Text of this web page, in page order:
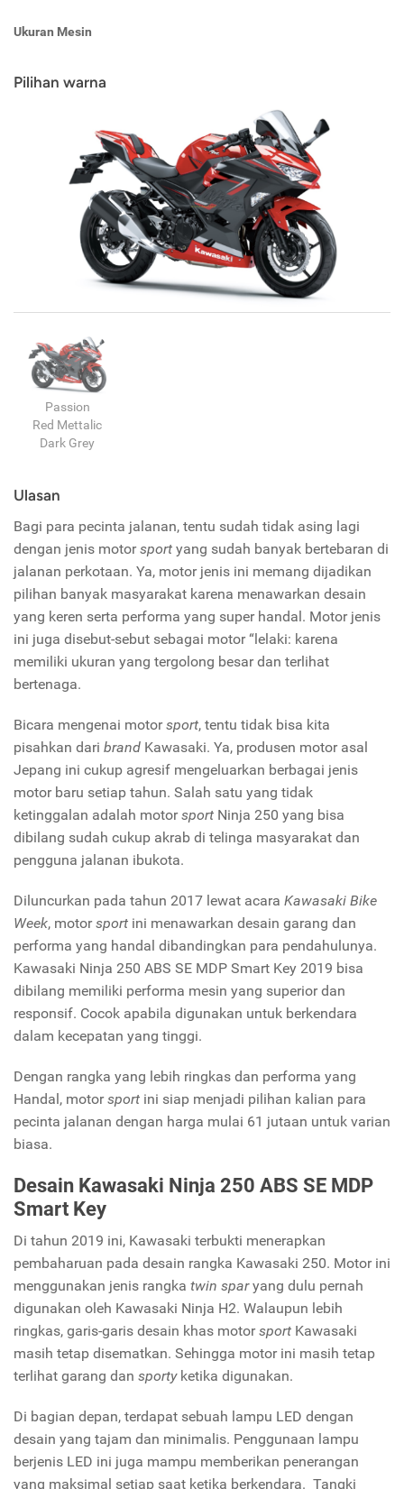
Ukuran Mesin
Pilihan warna
Passion
Red Mettalic
Dark Grey
Ulasan
Bagi para pecinta jalanan, tentu sudah tidak asing lagi
dengan jenis motorsport yang sudah banyak bertebaran di
jalanan perkotaan. Ya, motor jenis ini memang dijadikan
pilihan banyak masyarakat karena menawarkan desain
yang keren serta performa yang super handal. Motor jenis
ini juga disebut-sebut sebagai motor “lelaki: karena
memiliki ukuran yang tergolong besar dan terlihat
bertenaga.
Bicara mengenai motorsport, tentu tidak bisa kita
pisahkan dari brand Kawasaki. Ya, produsen motor asal
Jepang ini cukup agresif mengeluarkan berbagai jenis
motor baru setiap tahun. Salah satu yang tidak
ketinggalan adalah motorsport Ninja 250 yang bisa
dibilang sudah cukup akrab di telinga masyarakat dan
pengguna jalanan ibukota.
Diluncurkan pada tahun 2017 lewat acara Kawasaki Bike
Week, motorsport ini menawarkan desain garang dan
performa yang handal dibandingkan para pendahulunya.
Kawasaki Ninja 250 ABS SE MDP Smart Key 2019 bisa
dibilang memiliki performa mesin yang superior dan
responsif. Cocok apabila digunakan untuk berkendara
dalam kecepatan yang tinggi.
Dengan rangka yang lebih ringkas dan performa yang
Handal, motorsport ini siap menjadi pilihan kalian para
pecinta jalanan dengan harga mulai 61 jutaan untuk varian
biasa.
Desain Kawasaki Ninja 250 ABS SE MDP
Smart Key
Di tahun 2019 ini, Kawasaki terbukti menerapkan
pembaharuan pada desain rangka Kawasaki 250. Motor ini
menggunakan jenis rangka twin sparyang dulu pernah
digunakan oleh Kawasaki Ninja H2. Walaupun lebih
ringkas, garis-garis desain khas motorsport Kawasaki
masih tetap disematkan. Sehingga motor ini masih tetap
terlihat garang dan sporty ketika digunakan.
Di bagian depan, terdapat sebuah lampu LED dengan
desain yang tajam dan minimalis. Penggunaan lampu
berjenis LED ini juga mampu memberikan penerangan
yang maksimal setiap saat ketika berkendara. Tangki